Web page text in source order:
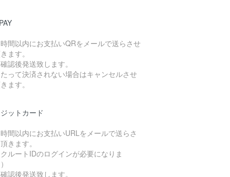
間以内にお支払いQRをメールで送らさせ
ます。
認後発送致します。
たって決済されない場合はキャンセルさせ
ます。
ットカード
間以内にお支払いURLをメールで送らさ
きます。
クルートIDのログインが必要になりま
認後発送致します。